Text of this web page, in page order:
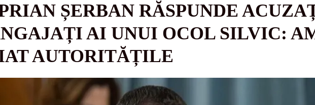
ȘERBAN RĂSPUNDE
AI UNUI OCOL SILVIC:
AUTORITĂȚILE